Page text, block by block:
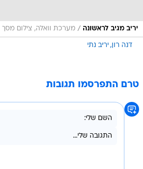
יריב מגיב לראשונה / מערכת וואלה, צילום מסך
דנה רון יריב נתי
טרם התפרסמו תגובות